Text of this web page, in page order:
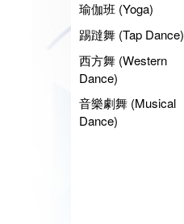
瑜伽班 (Yoga)
踢躂舞 (Tap Dance)
西方舞 (Western
Dance)
音樂劇舞 (Musical
Dance)